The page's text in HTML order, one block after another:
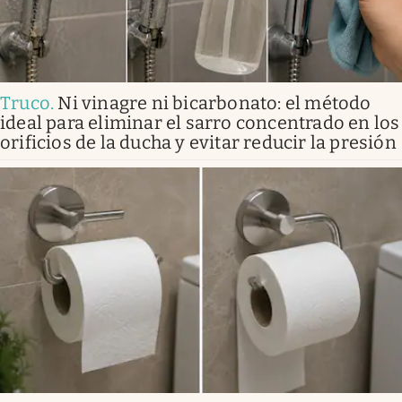
Truco. Ni vinagre ni bicarbonato: el método
ideal para eliminar el sarro concentrado en los
orificios de la ducha y evitar reducir la presión